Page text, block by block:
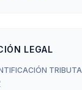
LEGAL